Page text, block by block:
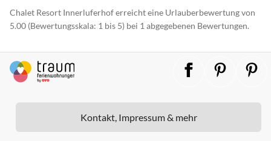
Chalet Resort Innerluferhof erreicht eine Urlauberbewertung von
5.00 (Bewertungsskala: 1 bis 5) bei 1 abgegebenen Bewertungen.
Kontakt, Impressum & mehr